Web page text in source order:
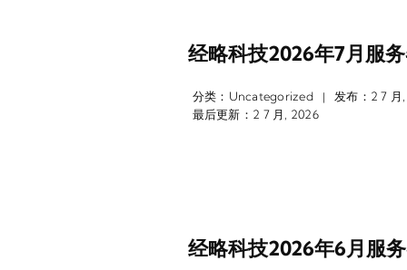
经略科技2026年7月服
分类： Uncategorized |
发布：2 7 月
最后更新：2 7 月, 2026
经略科技2026年6月服